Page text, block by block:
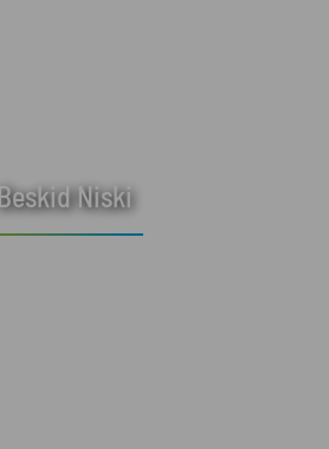
Beskid Niski